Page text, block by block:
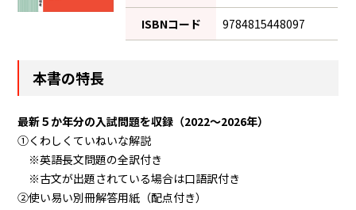
ISBNコード 9784815448097
本書の特長
最新５か年分の入試問題を収録（2022～2026年）
①くわしくていねいな解説
※英語長文問題の全訳付き
※古文が出題されている場合は口語訳付き
②使い易い別冊解答用紙（配点付き）